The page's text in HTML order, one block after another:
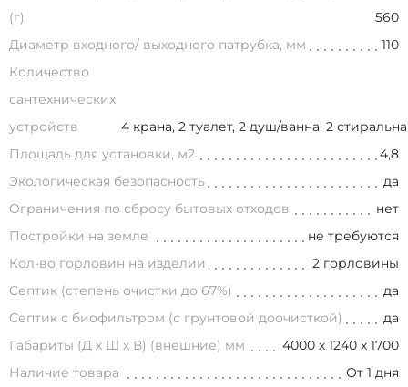
(г)
560
Диаметр входного/ выходного патрубка, мм
110
Количество
сантехнических
устройств
4 крана, 2 туалет, 2 душ/ванна, 2
Площадь для установки, м2
4,8
Экологическая безопасность
да
Ограничения по сбросу бытовых отходов
нет
Постройки на земле
не требуются
Кол-во горловин на изделии
2 горловины
Септик (степень очистки до 67%)
да
Септик с биофильтром (с грунтовой доочисткой)
да
Габариты (Д х Ш х В) (внешние) мм
4000 х 1240 х 1700
Наличие товара
От 1 дня